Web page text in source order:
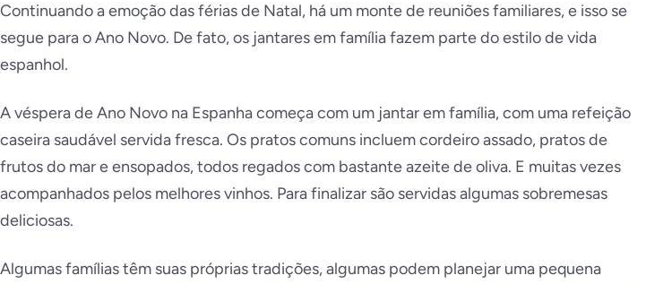
Continuando a emoção das férias de Natal, há um monte de reuniões familiares, e isso se
segue para o Ano Novo. De fato, os jantares em família fazem parte do estilo de vida
espanhol.
A véspera de Ano Novo na Espanha começa com um jantar em família, com uma refeição
caseira saudável servida fresca. Os pratos comuns incluem cordeiro assado, pratos de
frutos do mar e ensopados, todos regados com bastante azeite de oliva. E muitas vezes
acompanhados pelos melhores vinhos. Para finalizar são servidas algumas sobremesas
deliciosas.
Algumas famílias têm suas próprias tradições, algumas podem planejar uma pequena